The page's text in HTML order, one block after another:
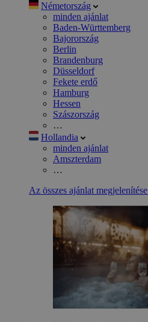
Németország
minden ajánlat
Baden-Württemberg
Bajorország
Berlin
Brandenburg
Düsseldorf
Fekete erdő
Hamburg
Hessen
Szászország
…
Hollandia
minden ajánlat
Amszterdam
…
Az összes ajánlat megjelenítése